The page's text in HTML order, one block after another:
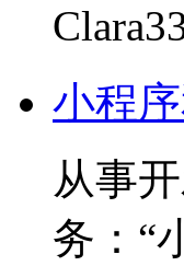
小程
从事
务：“